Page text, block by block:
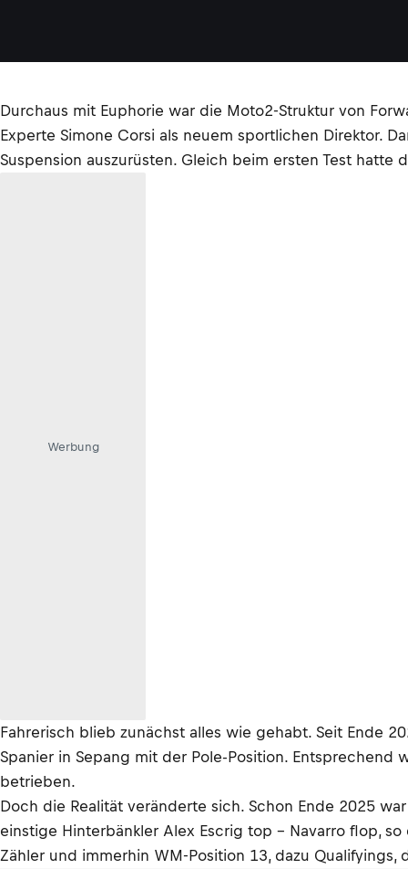
Durchaus mit Euphorie war die Moto2-Struktur von
Experte Simone Corsi als neuem sportlichen Direktor.
Suspension auszurüsten. Gleich beim ersten Test
Werbung
Fahrerisch blieb zunächst alles wie gehabt. Seit Ende
Spanier in Sepang mit der Pole-Position.
betrieben.
Doch die Realität veränderte sich. Schon Ende 2025
einstige Hinterbänkler Alex Escrig top – Navarro flop,
Zähler und immerhin WM-Position 13, dazu Qualifyings,